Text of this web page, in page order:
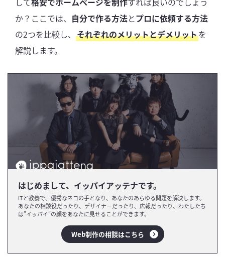
か？ここでは、 自分で作る方法とプロに依頼する方法
の2つを比較し、 それぞれのメリットとデメリットを
解説します。
はじめまして、イッパイアッテナです。
ITと教養で、優秀なネコの手となり、あなたのあらゆる問題を解決します。
あなたの相談役だったり、デザイナーだったり、広報だったり、わたしたち
は”イッパイ”の顔をあなたに見せることができます。
Web制作の相談はこちら